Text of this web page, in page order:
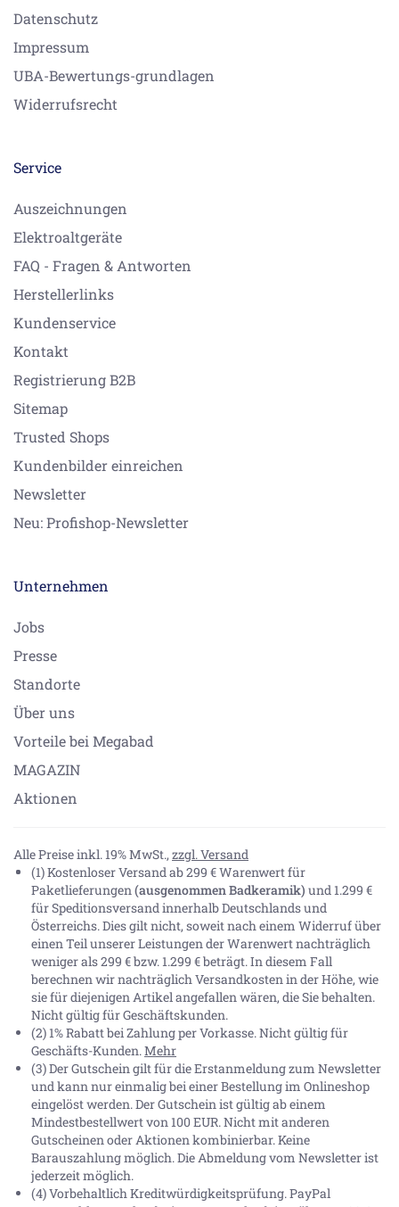
Datenschutz
Impressum
UBA-Bewertungs-grundlagen
Widerrufsrecht
Service
Auszeichnungen
Elektroaltgeräte
FAQ - Fragen & Antworten
Herstellerlinks
Kundenservice
Kontakt
Registrierung B2B
Sitemap
Trusted Shops
Kundenbilder einreichen
Newsletter
Neu: Profishop-Newsletter
Unternehmen
Jobs
Presse
Standorte
Über uns
Vorteile bei Megabad
MAGAZIN
Aktionen
Alle Preise inkl. 19% MwSt., zzgl. Versand
(1) Kostenloser Versand ab 299 € Warenwert für
Paketlieferungen(ausgenommen Badkeramik) und 1.299 €
für Speditionsversand innerhalb Deutschlands und
Österreichs. Dies gilt nicht, soweit nach einem Widerruf über
einen Teil unserer Leistungen der Warenwert nachträglich
weniger als 299 € bzw. 1.299 € beträgt. In diesem Fall
berechnen wir nachträglich Versandkosten in der Höhe, wie
sie für diejenigen Artikel angefallen wären, die Sie behalten.
Nicht gültig für Geschäftskunden.
(2) 1% Rabatt bei Zahlung per Vorkasse. Nicht gültig für
Geschäfts-Kunden.Mehr
(3) Der Gutschein gilt für die Erstanmeldung zum Newsletter
und kann nur einmalig bei einer Bestellung im Onlineshop
eingelöst werden. Der Gutschein ist gültig ab einem
Mindestbestellwert von 100 EUR. Nicht mit anderen
Gutscheinen oder Aktionen kombinierbar. Keine
Barauszahlung möglich. Die Abmeldung vom Newsletter ist
jederzeit möglich.
(4) Vorbehaltlich Kreditwürdigkeitsprüfung. PayPal